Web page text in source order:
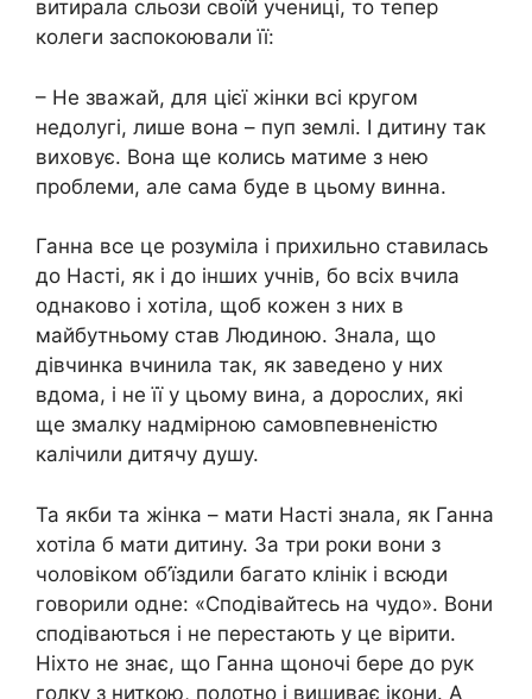
витирала сльози своїй учениці, то тепер
колеги заспокоювали її:
– Не зважай, для цієї жінки всі кругом
недолугі, лише вона – пуп землі. І дитину так
виховує. Вона ще колись матиме з нею
проблеми, але сама буде в цьому винна.
Ганна все це розуміла і прихильно ставилась
до Насті, як і до інших учнів, бо всіх вчила
однаково і хотіла, щоб кожен з них в
майбутньому став Людиною. Знала, що
дівчинка вчинила так, як заведено у них
вдома, і не її у цьому вина, а дорослих, які
ще змалку надмірною самовпевненістю
калічили дитячу душу.
Та якби та жінка – мати Насті знала, як Ганна
хотіла б мати дитину. За три роки вони з
чоловіком об’їздили багато клінік і всюди
говорили одне: «Сподівайтесь на чудо». Вони
сподіваються і не перестають у це вірити.
Ніхто не знає, що Ганна щоночі бере до рук
голку з ниткою, полотно і вишиває ікони. А